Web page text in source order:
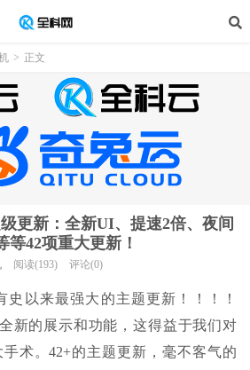
> 正文
更新：全新UI、提速2倍、夜间
42项重大更新！
阅读(193) 评论(0)
史以来最强大的主题更新！！！！
新的展示和功能，这得益于我们对
术。42+的主题更新，毫不客气的